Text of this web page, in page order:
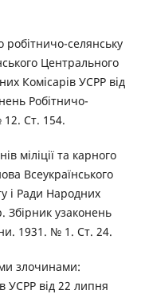
селянську
Центрального
Комісарів УСРР від
Робітничо-
12. Ст. 154.
міліції та карного
Всеукраїнського
і Ради Народних
Збірник узаконень
1931. № 1. Ст. 24.
злочинами:
УСРР від 22 липня